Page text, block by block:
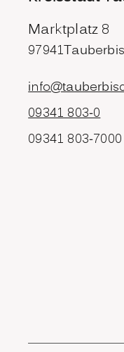
Marktplatz 8
97941
09341 803-0
09341 803-7000